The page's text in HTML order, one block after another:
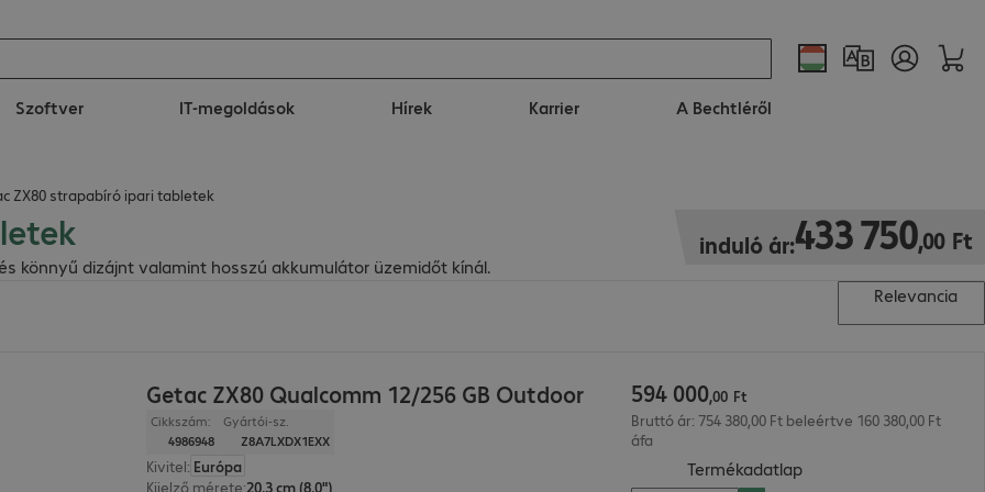
Szoftver IT-megoldások Hírek Karrier A Bechtléről
ZX80 strapabíró ipari tabletek
könnyű dizájnt valamint hosszú akkumulátor üzemidőt kínál.
induló ár:433750,00 Ft
433 750,00 Ft
Relevancia
Getac ZX80 Qualcomm 12/256 GB Outdoor
Cikkszám:
4986948
Gyártói-sz.
Z8A7LXDX1EXX
Kivitel: Európa
Kijelző mérete:20,3 cm (8,0")
594 000,00 Ft
Bruttó ár: 754 380,00 Ft beleértve 160 380,00 Ft
áfa
Termékadatlap(